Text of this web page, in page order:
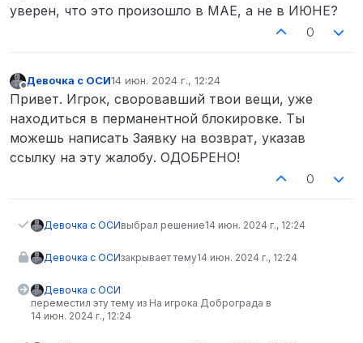
уверен, что это произошло в МАЕ, а не в ИЮНЕ?
0
Не в сети
Девочка с ОСИ14 июн. 2024 г., 12:24
отредактировано
Привет. Игрок, своровавший твои вещи, уже
находиться в перманентной блокировке. Ты
можешь написать Заявку на возврат, указав
ссылку на эту жалобу. ОДОБРЕНО!
0
Девочка с ОСИвыбрал решение14 июн. 2024 г., 12:24
Девочка с ОСИзакрывает тему14 июн. 2024 г., 12:24
Девочка с ОСИ
переместил эту тему из На игрока Доброграда в
14 июн. 2024 г., 12:24